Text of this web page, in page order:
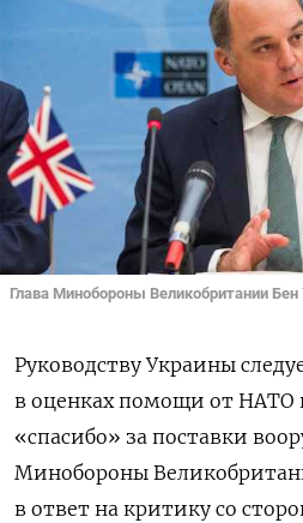
Глава Минобороны Великобритании Бен
Руководству Украины
в оценках помощи от НАТО
«спасибо» за поставки
Минобороны
в ответ на критику со